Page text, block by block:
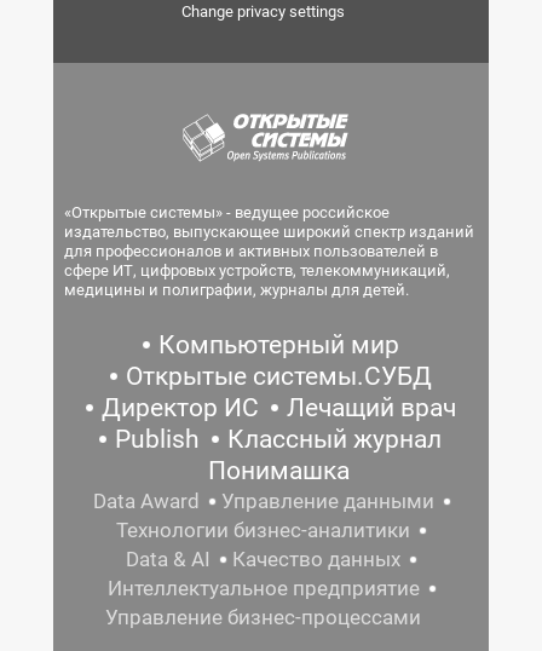
Change privacy settings
«Открытые системы» - ведущее российское
издательство, выпускающее широкий спектр изданий
для профессионалов и активных пользователей в
сфере ИТ, цифровых устройств, телекоммуникаций,
медицины и полиграфии, журналы для детей.
Компьютерный мир
Открытые системы.СУБД
Директор ИС
Лечащий врач
Publish
Классный журнал
Понимашка
Data Award
Управление данными
Технологии бизнес-аналитики
Data & AI
Качество данных
Интеллектуальное предприятие
Управление бизнес-процессами